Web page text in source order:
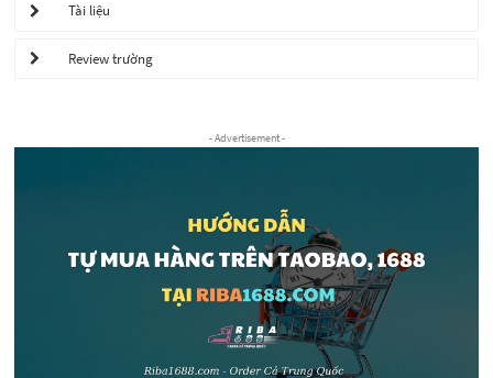
Tài liệu
Review trường
- Advertisement -